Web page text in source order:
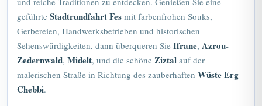
geführte Stadtrundfahrt Fes mit farbenfrohen Souks,
Gerbereien, Handwerksbetrieben und historischen
Sehenswürdigkeiten, dann überqueren Sie Ifrane, Azrou-
Zedernwald, Midelt, und die schöne Ziztal auf der
malerischen Straße in Richtung des zauberhaften Wüste Erg
Chebbi.